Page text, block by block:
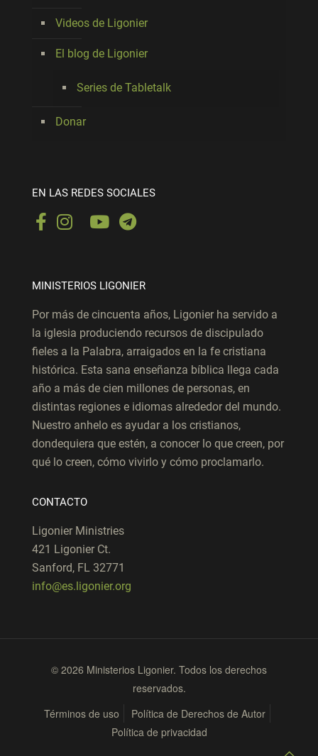
Videos de Ligonier
El blog de Ligonier
Series de Tabletalk
Donar
EN LAS REDES SOCIALES
MINISTERIOS LIGONIER
Por más de cincuenta años, Ligonier ha servido a
la iglesia produciendo recursos de discipulado
fieles a la Palabra, arraigados en la fe cristiana
histórica. Esta sana enseñanza bíblica llega cada
año a más de cien millones de personas, en
distintas regiones e idiomas alrededor del mundo.
Nuestro anhelo es ayudar a los cristianos,
dondequiera que estén, a conocer lo que creen, por
qué lo creen, cómo vivirlo y cómo proclamarlo.
CONTACTO
Ligonier Ministries
421 Ligonier Ct.
Sanford, FL 32771
info@es.ligonier.org
© 2026 Ministerios Ligonier. Todos los derechos
reservados.
Términos de uso
Política de Derechos de Autor
Política de privacidad